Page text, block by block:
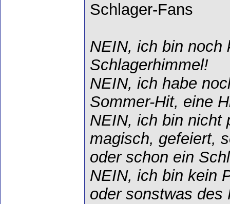
Schlager-Fans
NEIN, ich bin noch
Schlagerhimmel!
NEIN, ich habe
Sommer-Hit, eine
NEIN, ich bin nicht
magisch, gefeiert,
oder schon ein
NEIN, ich bin kein
oder sonstwas des